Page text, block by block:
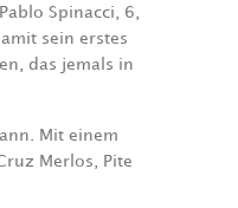
Spinacci, 6,
sein erstes
das jemals in
Mit einem
Merlos, Pite